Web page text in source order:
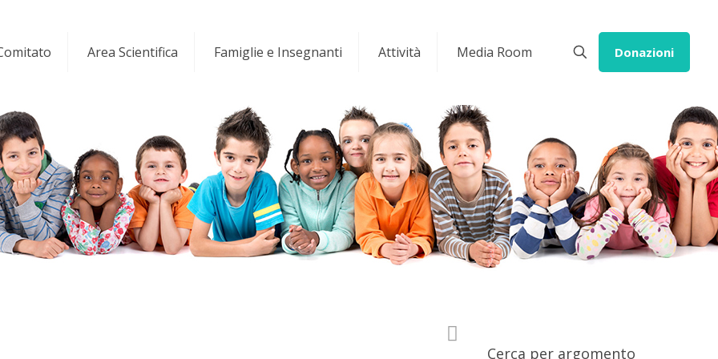
Area Scientifica Famiglie e Insegnanti Attività Media Room Donazioni
Cerca per argomento